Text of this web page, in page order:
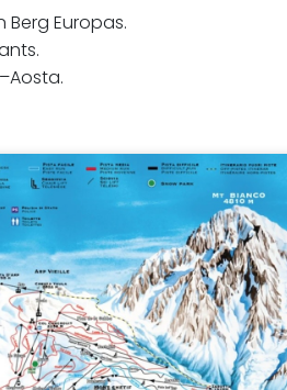
Europas.